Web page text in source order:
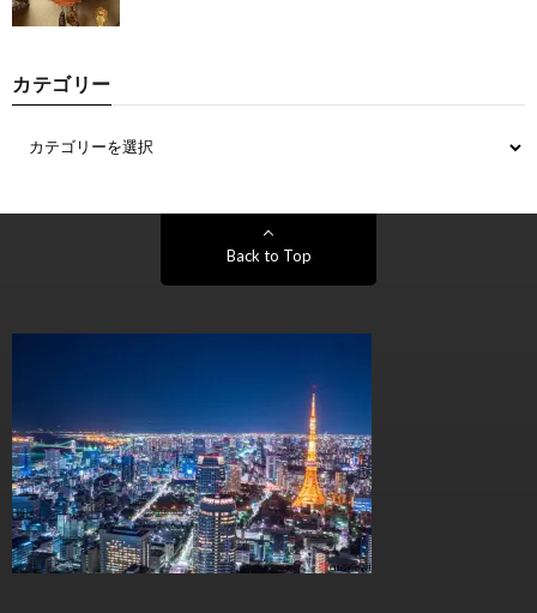
カテゴリー
Back to Top